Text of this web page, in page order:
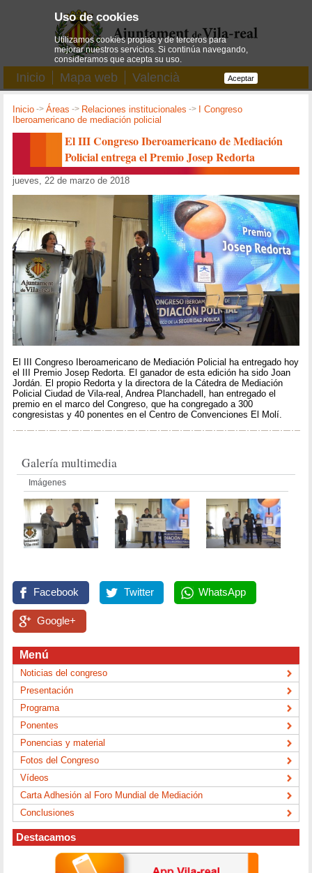
Inicio Mapa web Valencià
Inicio ->Áreas -> Relaciones institucionales ->
I Congreso
Iberoamericano de mediación policial
El III Congreso Iberoamericano de Mediación
Policial entrega el Premio Josep Redorta
jueves, 22 de marzo de 2018
El III Congreso Iberoamericano de Mediación Policial ha entregado hoy
el III Premio Josep Redorta. El ganador de esta edición ha sido Joan
Jordán. El propio Redorta y la directora de la Cátedra de Mediación
Policial Ciudad de Vila-real, Andrea Planchadell, han entregado el
premio en el marco del Congreso, que ha congregado a 300
congresistas y 40 ponentes en el Centro de Convenciones El Molí.
Galería multimedia
Imágenes
Facebook Twitter WhatsApp
Google+
Menú
Noticias del congreso
Presentación
Programa
Ponentes
Ponencias y material
Fotos del Congreso
Vídeos
Carta Adhesión al Foro Mundial de Mediación
Conclusiones
Destacamos
Uso de cookies
Utilizamos cookies propias y de terceros para
mejorar nuestros servicios. Si continúa navegando,
consideramos que acepta su uso.
Aceptar